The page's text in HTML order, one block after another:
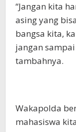
“Jangan kita
asing yang
bangsa kita,
jangan
tambahnya.
Wakapolda
mahasiswa